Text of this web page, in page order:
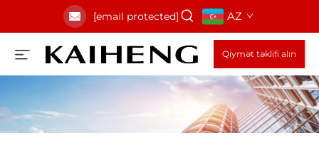
[email protected] AZ
Qiymət təklifi alın